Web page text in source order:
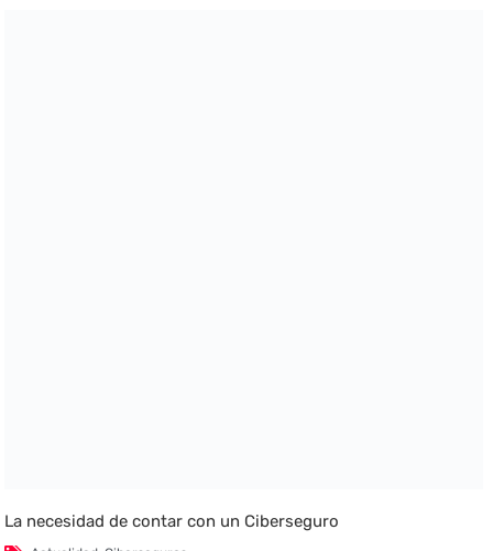
La necesidad de contar con un Ciberseguro